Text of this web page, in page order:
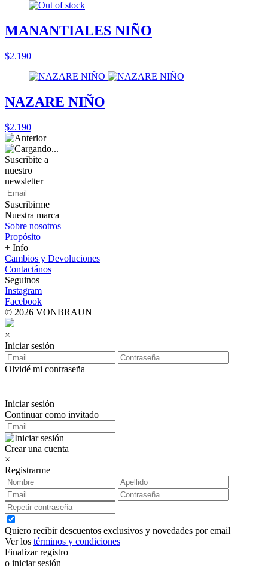
MANANTIALES NIÑO
$2.190
NAZARE NIÑO
$2.190
Suscribite a
nuestro
newsletter
Suscribirme
Nuestra marca
Sobre nosotros
Propósito
+ Info
Cambios y Devoluciones
Contactános
Seguinos
Instagram
Facebook
© 2026 VONBRAUN
×
Iniciar sesión
Olvidé mi contraseña
Iniciar sesión
Continuar como invitado
Crear una cuenta
×
Registrarme
Quiero recibir descuentos exclusivos y novedades por email
Ver los términos y condiciones
Finalizar registro
o iniciar sesión